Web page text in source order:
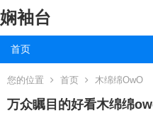
娴袖台
首页
您的位置 首页 木绵绵OwO
万众瞩目的好看木绵绵